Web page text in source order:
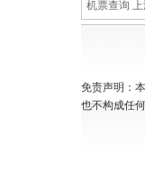
机票查询 上
免责声明：
也不构成任